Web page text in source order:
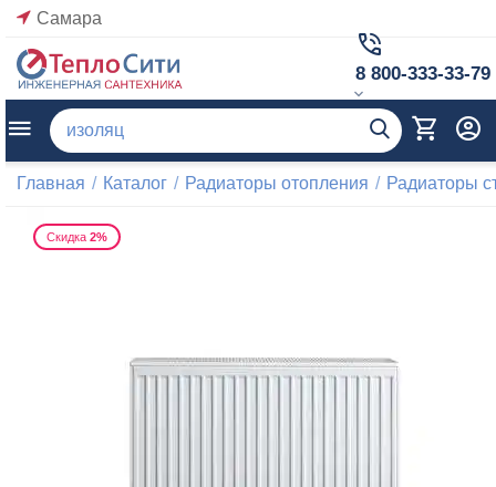
Самара
8 800-333-33-79
Главная / Каталог / Радиаторы отопления / Радиаторы
Скидка 2%